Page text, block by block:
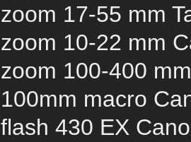
zoom 17-55 mm
zoom 10-22 mm
zoom 100-400
100mm macro
flash 430 EX